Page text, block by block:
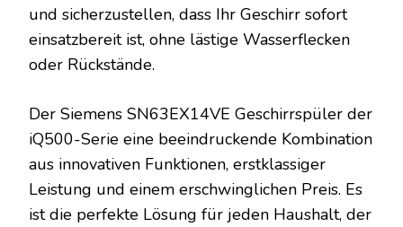
und sicherzustellen, dass Ihr Geschirr sofort
einsatzbereit ist, ohne lästige Wasserflecken
oder Rückstände.
Der Siemens SN63EX14VE Geschirrspüler der
iQ500-Serie eine beeindruckende Kombination
aus innovativen Funktionen, erstklassiger
Leistung und einem erschwinglichen Preis. Es
ist die perfekte Lösung für jeden Haushalt, der